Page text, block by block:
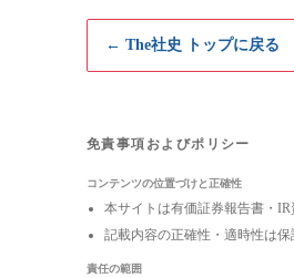
← The社史 トップに戻る
免責事項およびポリシー
コンテンツの位置づけと正確性
本サイトは有価証券報告書・
記載内容の正確性・適時性は
責任の範囲